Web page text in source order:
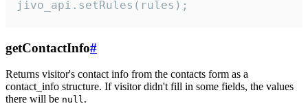
jivo_api.setRules(rules);
getContactInfo#
Returns visitor's contact info from the contacts form as a
contact_info structure. If visitor didn't fill in some fields, the values
there will be null.